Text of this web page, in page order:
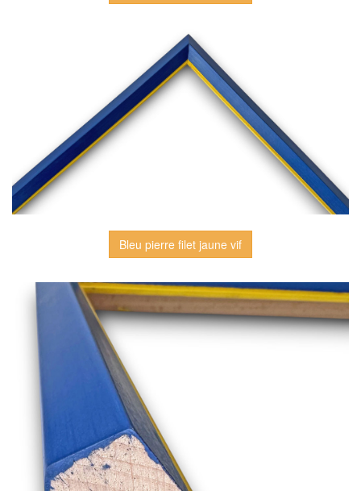
Bleu pierre filet jaune vif